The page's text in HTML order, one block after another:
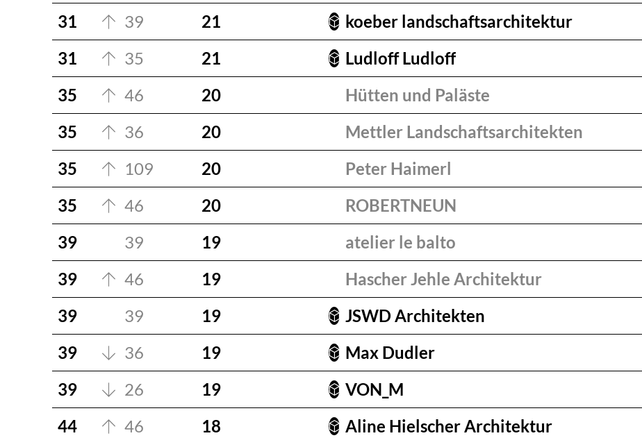
31
39 21 koeber landschaftsarchitektur
31
35 21 Ludloff Ludloff
35
46 20 Hütten und Paläste
35
36 20 Mettler Landschaftsarchitekten
35
109 20 Peter Haimerl
35
46 20 ROBERTNEUN
39
39 19 atelier le balto
39
46 19 Hascher Jehle Architektur
39
39 19 JSWD Architekten
39
36 19 Max Dudler
39
26 19 VON_M
44
46 18 Aline Hielscher Architektur